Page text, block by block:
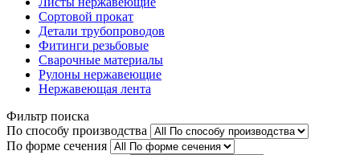
Сортовой прокат
Детали трубопроводов
Фитинги резьбовые
Сварочные материалы
Рулоны нержавеющие
Нержавеющая лента
Фильтр поиска
По способу производства
По форме сечения